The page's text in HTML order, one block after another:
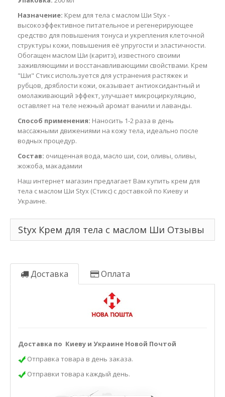
Назначение: Крем для тела с маслом Ши Styx -
высокоэффективное питательное и регенерирующее
средство для повышения тонуса и укрепления клеточной
структуры кожи, повышения её упругости и эластичности.
Обогащен маслом Ши (каритэ), известного своими
заживляющими и восстанавливающими свойствами. Крем
"Ши" Стикс используется для устранения растяжек и
рубцов, дряблости кожи, оказывает антиоксидантный и
омолаживающий эффект, улучшает микроциркуляцию,
оставляет на теле нежный аромат ванили и лаванды.
Способ применения: Наносить 1-2 раза в день
массажными движениями на кожу тела, идеально после
водных процедур.
Состав: очищенная вода, масло ши, сои, оливы, оливы,
жожоба, макадамии
Наш интернет магазин предлагает Вам купить крем для
тела с маслом Ши Styx (Стикс) с доставкой по Киеву и
Украине.
Styx Крем для тела с маслом Ши Отзывы
Доставка Оплата
Доставка по Киеву и Украине Новой Почтой
Отправка товара в день заказа.
Отправки товара каждый день.